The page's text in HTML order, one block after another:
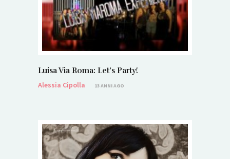
Luisa Via Roma: Let’s Party!
Alessia Cipolla
13 ANNI AGO